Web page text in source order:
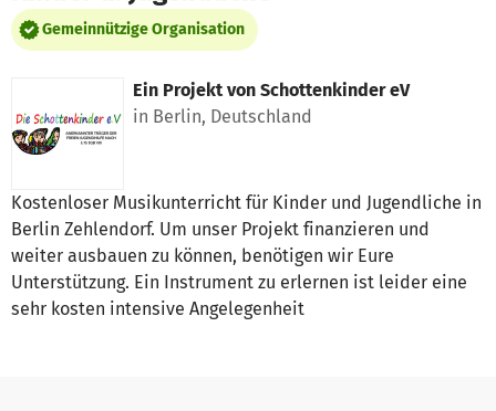
Gemeinnützige Organisation
Ein Projekt von Schottenkinder eV
in Berlin, Deutschland
Kostenloser Musikunterricht für Kinder und Jugendliche in
Berlin Zehlendorf. Um unser Projekt finanzieren und
weiter ausbauen zu können, benötigen wir Eure
Unterstützung. Ein Instrument zu erlernen ist leider eine
sehr kosten intensive Angelegenheit